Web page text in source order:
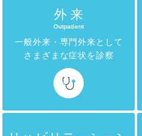
久英会シニアビレッジ
軽費老人ホーム
ゆのそ苑
久英会クリニック
看護小規模多機能型居宅介護
外 来
Outpatient
一般外来・専門外来として
さまざまな症状を診察